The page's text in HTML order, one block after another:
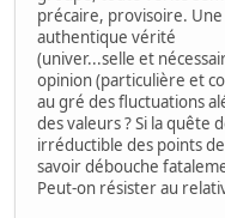
précaire, provisoire.
authentique vérité
(univer...selle et
opinion (particulière et
au gré des fluctuations
des valeurs ? Si la quête
irréductible des points
savoir débouche
Peut-on résister au